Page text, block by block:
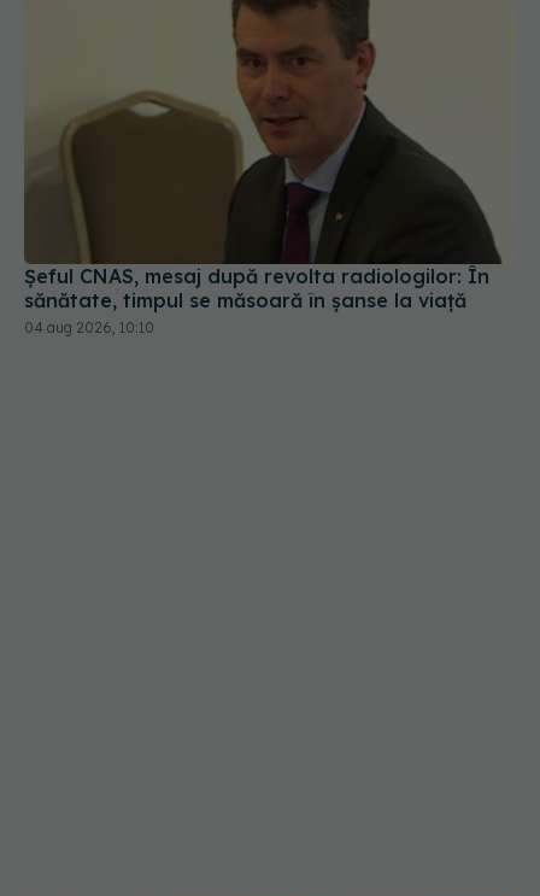
Șeful CNAS, mesaj după revolta radiologilor: În
sănătate, timpul se măsoară în șanse la viață
04 aug 2026, 10:10